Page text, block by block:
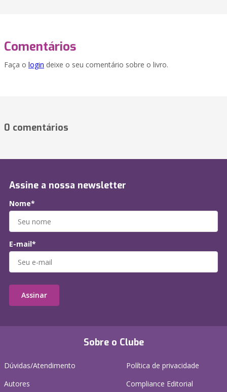
Comentários
Faça o login deixe o seu comentário sobre o livro.
0 comentários
Sobre o Clube
Dúvidas/Atendimento
Autores
Política de privacidade
Compliance Editorial
Assine a nossa newsletter
Nome*
E-mail*
Assinar